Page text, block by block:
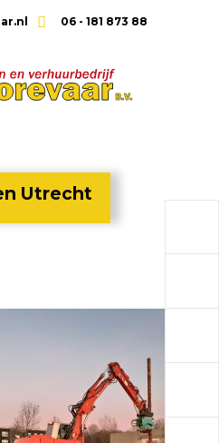
06 - 181 873 88
Utrecht